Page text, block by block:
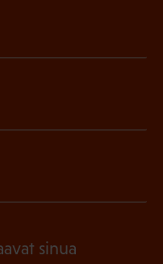
sinua